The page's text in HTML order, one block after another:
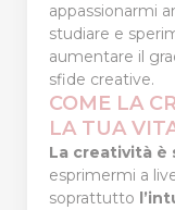
appassionarmi
studiare e
aumentare il
sfide creative.
COME LA
LA TUA
La creatività è
esprimermi a
soprattutto